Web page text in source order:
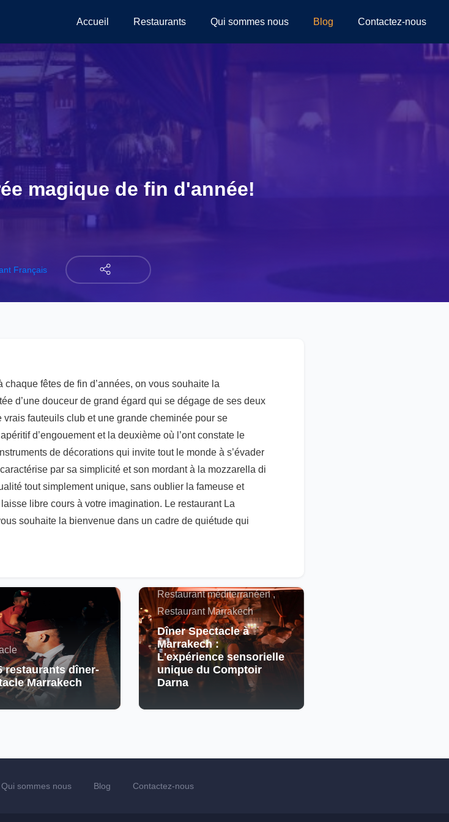
Accueil Restaurants Qui sommes nous Blog Contactez-nous
magique de fin d'année!
Français
fêtes de fin d’années, on vous souhaite la
d’une douceur de grand égard qui se dégage de ses deux
vrais fauteuils club et une grande cheminée pour se
d’engouement et la deuxième où l’ont constate le
de décorations qui invite tout le monde à s’évader
par sa simplicité et son mordant à la mozzarella di
tout simplement unique, sans oublier la fameuse et
libre cours à votre imagination. Le restaurant La
souhaite la bienvenue dans un cadre de quiétude qui
restaurants dîner-
Marrakech
Restaurant méditerranéen ,
Restaurant Marrakech
Dîner Spectacle à
Marrakech :
L'expérience sensorielle
unique du Comptoir
Darna
Qui sommes nous Blog Contactez-nous